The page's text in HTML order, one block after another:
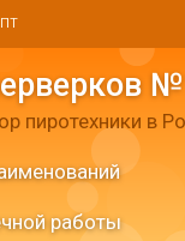
пиротехники в
работы